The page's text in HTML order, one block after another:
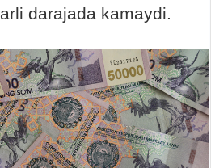
darajada kamaydi.